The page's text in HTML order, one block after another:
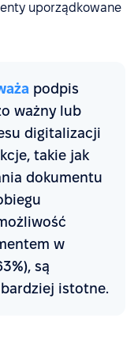
uporządkowane
podpis
ważny lub
digitalizacji
takie jak
dokumentu
w
są
istotne.